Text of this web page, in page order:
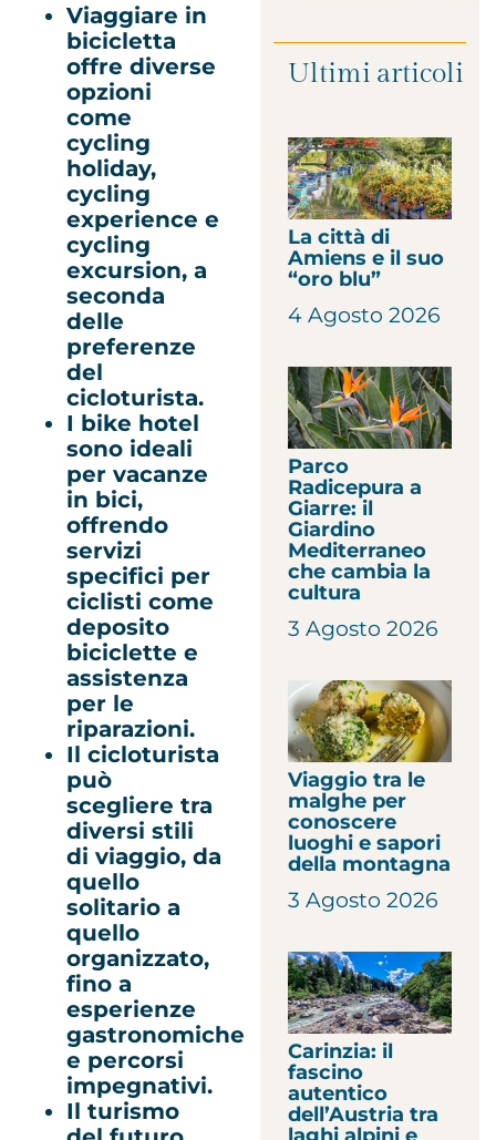
Viaggiare in
bicicletta
offre diverse
opzioni
come
cycling
holiday,
cycling
experience e
cycling
excursion, a
seconda
delle
preferenze
del
cicloturista.
I bike hotel
sono ideali
per vacanze
in bici,
offrendo
servizi
specifici per
ciclisti come
deposito
biciclette e
assistenza
per le
riparazioni.
Il cicloturista
può
scegliere tra
diversi stili
di viaggio, da
quello
solitario a
quello
organizzato,
fino a
esperienze
gastronomiche
e percorsi
impegnativi.
Il turismo
Ultimi articoli
La città di
Amiens e il suo
“oro blu”
4 Agosto 2026
Parco
Radicepura a
Giarre: il
Giardino
Mediterraneo
che cambia la
cultura
3 Agosto 2026
Viaggio tra le
malghe per
conoscere
luoghi e sapori
della montagna
3 Agosto 2026
Carinzia: il
fascino
autentico
dell’Austria tra